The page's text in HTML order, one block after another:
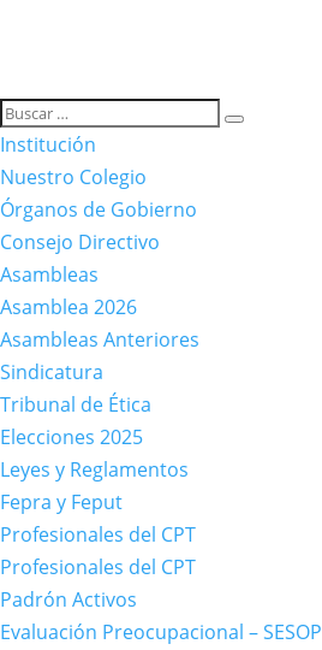
Institución
Nuestro Colegio
Órganos de Gobierno
Consejo Directivo
Asambleas
Asamblea 2026
Asambleas Anteriores
Sindicatura
Tribunal de Ética
Elecciones 2025
Leyes y Reglamentos
Fepra y Feput
Profesionales del CPT
Profesionales del CPT
Padrón Activos
Evaluación Preocupacional – SESOP